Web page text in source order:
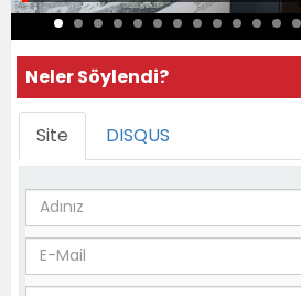
Neler Söylendi?
Site DISQUS